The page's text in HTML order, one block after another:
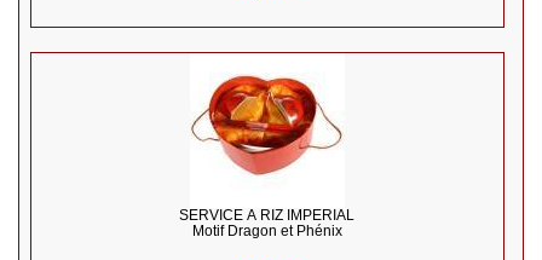
SERVICE À RIZ IMPERIAL
Motif Dragon et Phénix